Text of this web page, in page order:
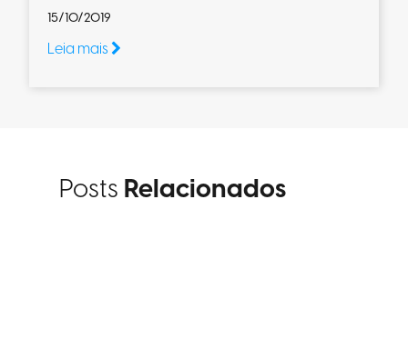
15/10/2019
Leia mais
Posts Relacionados